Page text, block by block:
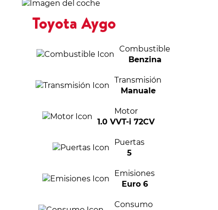
Toyota Aygo
Combustible
Benzina
Transmisión
Manuale
Motor
1.0 VVT-i 72CV
Puertas
5
Emisiones
Euro 6
Consumo